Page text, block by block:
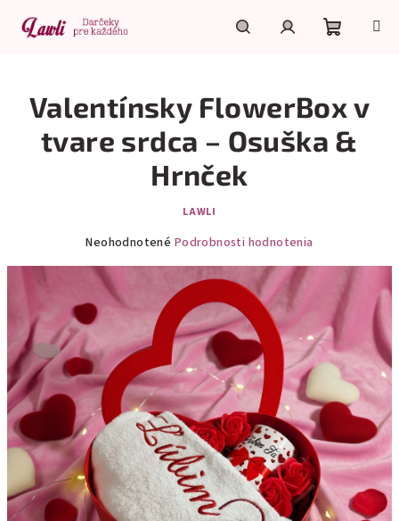
obsah
košík
Valentínsky FlowerBox v
tvare srdca – Osuška &
Hrnček
LAWLI
5
hviezdičiek.
Neohodnotené Podrobnosti hodnotenia